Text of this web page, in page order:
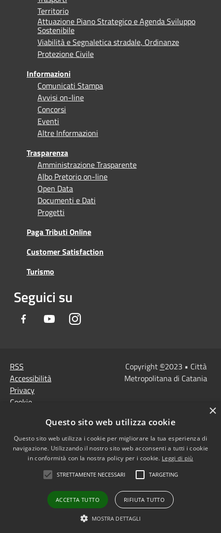
Territorio
Attuazione Piano Strategico e Agenda Sviluppo
Sostenibile
Viabilità e Segnaletica stradale, Ordinanze
Protezione Civile
Informazioni
Comunicati Stampa
Avvisi on-line
Concorsi
Eventi
Altre Informazioni
Trasparenza
Amministrazione Trasparente
Albo Pretorio on-line
Open Data
Documenti e Dati
Progetti
Paga Tributi Online
Customer Satisfaction
Turismo
Seguici su
Facebook YoutubeInstagram
RSS
Accessibilità
Privacy
Cookie
Note Legali
Agenzia per l'Italia
digitale
accessibilità
Dichiarazione di
accessibilità PagoPa
Obiettivi di accessibilità
Copyright ©2023 • Città
Metropolitana di Catania
×
Questo sito web utilizza cookie
Questo sito web utilizza i cookie per migliorare la tua esperienza di
navigazione. Utilizzando il nostro sito web acconsenti a tutti i cookie
in conformità con la nostra policy per i cookie. Leggi di più
STRETTAMENTE NECESSARI TARGETING
ACCETTA TUTTO RIFIUTA TUTTO
MOSTRA DETTAGLI